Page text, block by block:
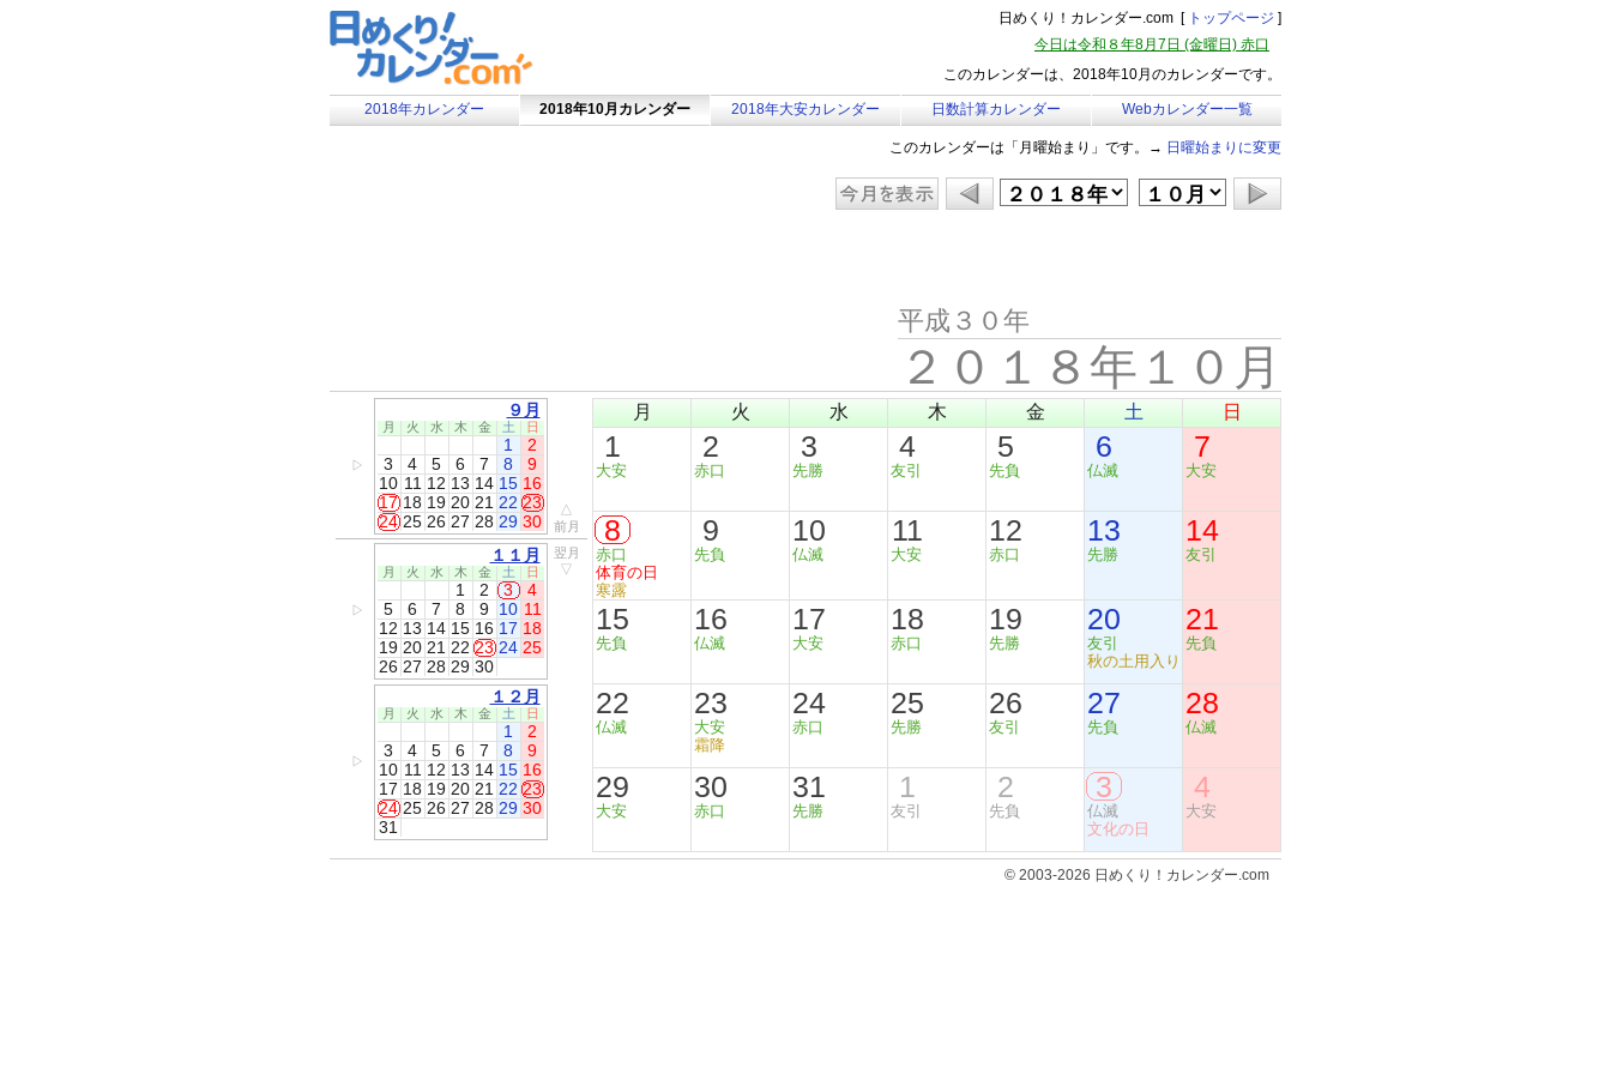
日めくり！カレンダー.com [ トップページ ]
今日は令和８年8月7日 (金曜日) 赤口
このカレンダーは、2018年10月のカレンダーです。
2018年カレンダー 2018年10月カレンダー 2018年大安カレンダー 日数計算カレンダー Webカレンダー一覧
このカレンダーは「月曜始まり」です。→ 日曜始まりに変更
平成３０年
２０１８年１０月
▷
９月
月 火 水 木 金 土 日
1
2
3
4 5 6 7 8
9
10 11 12 13 14 15 16
17 18 19 20 21 22 23
24 25 26 27 28 29 30
△
前月
▷
１１月
月 火 水 木 金 土 日
1 2 3
4
5
6 7 8 9 10 11
12 13 14 15 16 17 18
19 20 21 22 23 24 25
26 27 28 29 30
翌月
▽
▷
１２月
月 火 水 木 金 土 日
1
2
3
4 5 6 7 8
9
10 11 12 13 14 15 16
17 18 19 20 21 22 23
24 25 26 27 28 29 30
31
月 火 水 木 金 土 日
1
大安
2
赤口
3
先勝
4
友引
5
先負
6
仏滅
7
大安
8
赤口
体育の日
寒露
9
先負
10
仏滅
11
大安
12
赤口
13
先勝
14
友引
15
先負
16
仏滅
17
大安
18
赤口
19
先勝
20
友引
秋の土用入り
21
先負
22
仏滅
23
大安
霜降
24
赤口
25
先勝
26
友引
27
先負
28
仏滅
29
大安
30
赤口
31
先勝
1
友引
2
先負
3
仏滅
文化の日
4
大安
© 2003-2026 日めくり！カレンダー.com